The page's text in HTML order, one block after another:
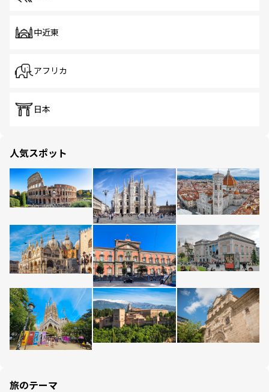
中近東
アフリカ
日本
人気スポット
旅のテーマ